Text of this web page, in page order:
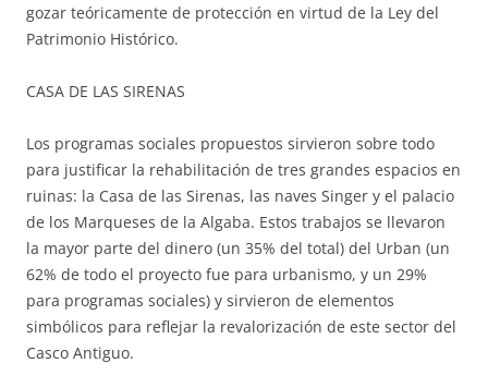
gozar teóricamente de protección en virtud de la Ley del
Patrimonio Histórico.
CASA DE LAS SIRENAS
Los programas sociales propuestos sirvieron sobre todo
para justificar la rehabilitación de tres grandes espacios en
ruinas: la Casa de las Sirenas, las naves Singer y el palacio
de los Marqueses de la Algaba. Estos trabajos se llevaron
la mayor parte del dinero (un 35% del total) del Urban (un
62% de todo el proyecto fue para urbanismo, y un 29%
para programas sociales) y sirvieron de elementos
simbólicos para reflejar la revalorización de este sector del
Casco Antiguo.